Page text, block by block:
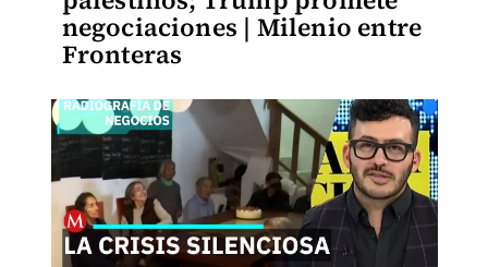
negociaciones | Milenio entre
Fronteras